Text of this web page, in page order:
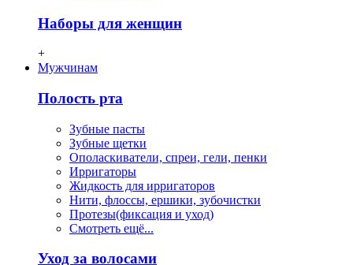
Наборы для женщин
+
Мужчинам
Полость рта
Зубные пасты
Зубные щетки
Ополаскиватели, спреи, гели, пенки
Ирригаторы
Жидкость для ирригаторов
Нити, флосcы, ершики, зубочистки
Протезы(фиксация и уход)
Смотреть ещё...
Уход за волосами